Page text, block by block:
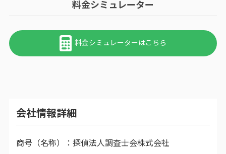
料金シミュレーター
料金シミュレーターはこちら
会社情報詳細
商号（名称）： 探偵法人調査士会株式会社